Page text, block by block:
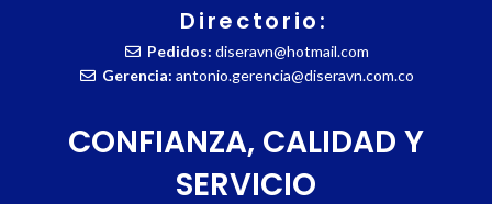
Directorio:
Pedidos: diseravn@hotmail.com
Gerencia: antonio.gerencia@diseravn.com.co
CONFIANZA, CALIDAD Y
SERVICIO